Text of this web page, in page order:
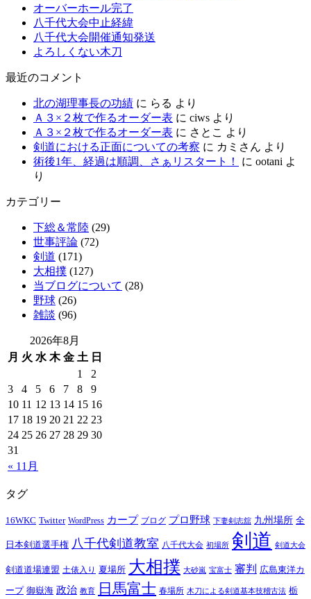
オーバーホール完了
八千代大会中止経緯
八千代大会開催通知発送
よろしくない木刀
最近のコメント
北の湖理事長の功績 に らる より
Ａ３×２枚で作るオーダー表 に ciws より
Ａ３×２枚で作るオーダー表 に さとこ より
剣道における正面についての考察 に カミさん より
術後1年、経過は順調、さぁリスタート！
に ootani よ
り
カテゴリー
下総＆常陸 (29)
世事評論 (72)
剣道 (171)
大相撲 (127)
当ブログについて (28)
野球 (26)
雑談 (96)
2026年8月
月 火 水 木 金 土 日
« 11月
1
2
3
4 5 6 7 8
9
10 11 12 13 14 15 16
17 18 19 20 21 22 23
24 25 26 27 28 29 30
31
タグ
16WKC Twitter WordPress カープ ブログ プロ野球 下妻剣志舘 九州場所 全
日本剣道選手権 八千代剣道教室 八千代大会 初場所 剣道 剣道大会
剣道道場連盟 土俵入り 夏場所 大相撲 大砂嵐 宝富士 審判 広島東洋カ
ープ 御嶽海 政治 教育 日馬富士 春場所 木刀による剣道基本技稽古法 栃